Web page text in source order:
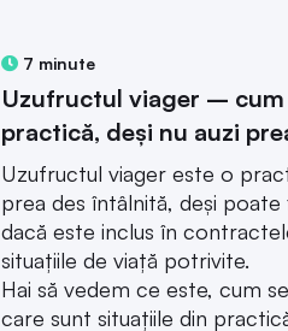
7 minute
Uzufructul viager – cum
practică, deși nu auzi
Uzufructul viager este o
prea des întâlnită, deși
dacă este inclus în
situațiile de viață potrivite.
Hai să vedem ce este, cum
care sunt situațiile din